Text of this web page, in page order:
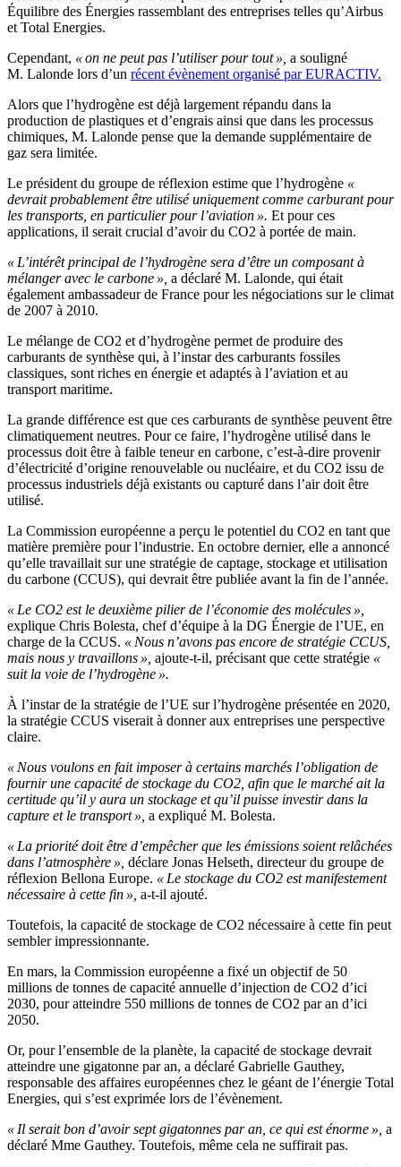
Équilibre des Énergies rassemblant des entreprises telles qu’Airbus
et Total Energies.
Cependant, « on ne peut pas l’utiliser pour tout », a souligné
M. Lalonde lors d’un récent évènement organisé par EURACTIV.
Alors que l’hydrogène est déjà largement répandu dans la
production de plastiques et d’engrais ainsi que dans les processus
chimiques, M. Lalonde pense que la demande supplémentaire de
gaz sera limitée.
Le président du groupe de réflexion estime que l’hydrogène «
devrait probablement être utilisé uniquement comme carburant pour
les transports, en particulier pour l’aviation ». Et pour ces
applications, il serait crucial d’avoir du CO2 à portée de main.
« L’intérêt principal de l’hydrogène sera d’être un composant à
mélanger avec le carbone », a déclaré M. Lalonde, qui était
également ambassadeur de France pour les négociations sur le climat
de 2007 à 2010.
Le mélange de CO2 et d’hydrogène permet de produire des
carburants de synthèse qui, à l’instar des carburants fossiles
classiques, sont riches en énergie et adaptés à l’aviation et au
transport maritime.
La grande différence est que ces carburants de synthèse peuvent être
climatiquement neutres. Pour ce faire, l’hydrogène utilisé dans le
processus doit être à faible teneur en carbone, c’est-à-dire provenir
d’électricité d’origine renouvelable ou nucléaire, et du CO2 issu de
processus industriels déjà existants ou capturé dans l’air doit être
utilisé.
La Commission européenne a perçu le potentiel du CO2 en tant que
matière première pour l’industrie. En octobre dernier, elle a annoncé
qu’elle travaillait sur une stratégie de captage, stockage et utilisation
du carbone (CCUS), qui devrait être publiée avant la fin de l’année.
« Le CO2 est le deuxième pilier de l’économie des molécules »,
explique Chris Bolesta, chef d’équipe à la DG Énergie de l’UE, en
charge de la CCUS. « Nous n’avons pas encore de stratégie CCUS,
mais nous y travaillons », ajoute-t-il, précisant que cette stratégie «
suit la voie de l’hydrogène ».
À l’instar de la stratégie de l’UE sur l’hydrogène présentée en 2020,
la stratégie CCUS viserait à donner aux entreprises une perspective
claire.
« Nous voulons en fait imposer à certains marchés l’obligation de
fournir une capacité de stockage du CO2, afin que le marché ait la
certitude qu’il y aura un stockage et qu’il puisse investir dans la
capture et le transport », a expliqué M. Bolesta.
« La priorité doit être d’empêcher que les émissions soient relâchées
dans l’atmosphère », déclare Jonas Helseth, directeur du groupe de
réflexion Bellona Europe. « Le stockage du CO2 est manifestement
nécessaire à cette fin », a-t-il ajouté.
Toutefois, la capacité de stockage de CO2 nécessaire à cette fin peut
sembler impressionnante.
En mars, la Commission européenne a fixé un objectif de 50
millions de tonnes de capacité annuelle d’injection de CO2 d’ici
2030, pour atteindre 550 millions de tonnes de CO2 par an d’ici
2050.
Or, pour l’ensemble de la planète, la capacité de stockage devrait
atteindre une gigatonne par an, a déclaré Gabrielle Gauthey,
responsable des affaires européennes chez le géant de l’énergie Total
Energies, qui s’est exprimée lors de l’évènement.
« Il serait bon d’avoir sept gigatonnes par an, ce qui est énorme », a
déclaré Mme Gauthey. Toutefois, même cela ne suffirait pas.